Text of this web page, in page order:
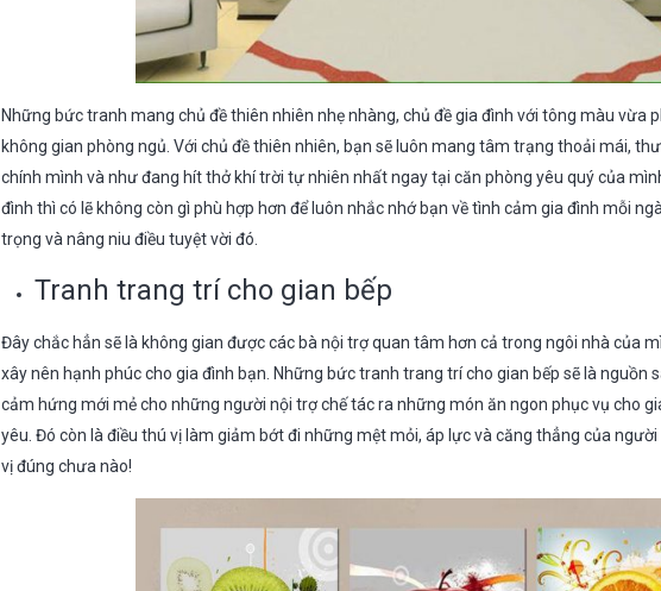
Những bức tranh mang chủ đề thiên nhiên nhẹ nhàng, chủ đề gia đình với tông màu vừa
không gian phòng ngủ. Với chủ đề thiên nhiên, bạn sẽ luôn mang tâm trạng thoải mái,
chính mình và như đang hít thở khí trời tự nhiên nhất ngay tại căn phòng yêu quý của
đình thì có lẽ không còn gì phù hợp hơn để luôn nhắc nhớ bạn về tình cảm gia đình mỗi
trọng và nâng niu điều tuyệt vời đó.
Tranh trang trí cho gian bếp
Đây chắc hẳn sẽ là không gian được các bà nội trợ quan tâm hơn cả trong ngôi nhà của
xây nên hạnh phúc cho gia đình bạn. Những bức tranh trang trí cho gian bếp sẽ là nguồn
cảm hứng mới mẻ cho những người nội trợ chế tác ra những món ăn ngon phục vụ cho
yêu. Đó còn là điều thú vị làm giảm bớt đi những mệt mỏi, áp lực và căng thẳng của
vị đúng chưa nào!